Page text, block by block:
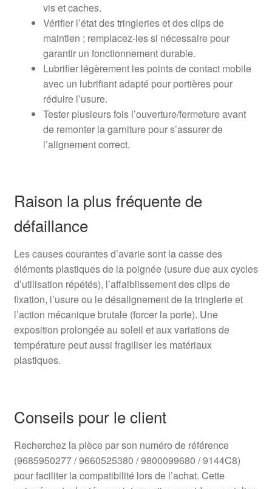
vis et caches.
Vérifier l’état des tringleries et des clips de
maintien ; remplacez-les si nécessaire pour
garantir un fonctionnement durable.
Lubrifier légèrement les points de contact mobile
avec un lubrifiant adapté pour portières pour
réduire l’usure.
Tester plusieurs fois l’ouverture/fermeture avant
de remonter la garniture pour s’assurer de
l’alignement correct.
Raison la plus fréquente de
défaillance
Les causes courantes d’avarie sont la casse des
éléments plastiques de la poignée (usure due aux cycles
d’utilisation répétés), l’affaiblissement des clips de
fixation, l’usure ou le désalignement de la tringlerie et
l’action mécanique brutale (forcer la porte). Une
exposition prolongée au soleil et aux variations de
température peut aussi fragiliser les matériaux
plastiques.
Conseils pour le client
Recherchez la pièce par son numéro de référence
(9685950277 / 9660525380 / 9800099680 / 9144C8)
pour faciliter la compatibilité lors de l’achat. Cette